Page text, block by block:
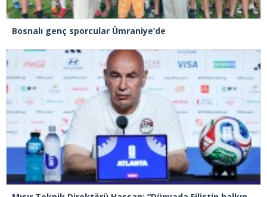
Bosnalı genç sporcular Ümraniye’de